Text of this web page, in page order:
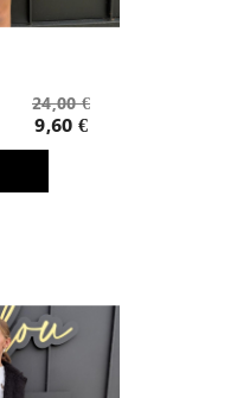
Prix
de
base
24,00 €
Prix
9,60 €